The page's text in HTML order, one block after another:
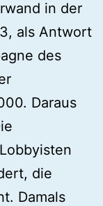
in der
als Antwort
des
Daraus
die
Damals